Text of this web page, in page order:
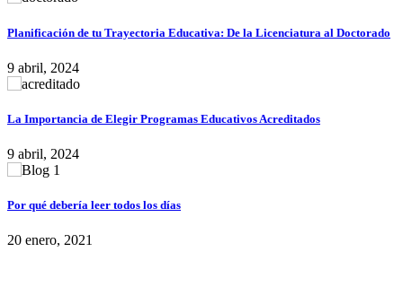
Planificación de tu Trayectoria Educativa: De la Licenciatura al Doctorado
9 abril, 2024
La Importancia de Elegir Programas Educativos Acreditados
9 abril, 2024
Por qué debería leer todos los días
20 enero, 2021